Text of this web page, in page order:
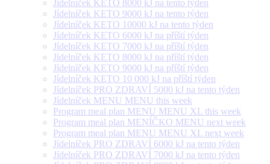
Jídelníček KETO 8000 kJ na tento týden
Jídelníček KETO 9000 kJ na tento týden
Jídelníček KETO 10000 kJ na tento týden
Jídelníček KETO 6000 kJ na příští týden
Jídelníček KETO 7000 kJ na příští týden
Jídelníček KETO 8000 kJ na příští týden
Jídelníček KETO 9000 kJ na příští týden
Jídelníček KETO 10 000 kJ na příští týden
Jídelníček PRO ZDRAVÍ 5000 kJ na tento týden
Jídelníček MENU MENU this week
Program meal plan MENU MENU XL this week
Program meal plan MENÍČKO MENU next week
Program meal plan MENU MENU XL next week
Jídelníček PRO ZDRAVÍ 6000 kJ na tento týden
Jídelníček PRO ZDRAVÍ 7000 kJ na tento týden